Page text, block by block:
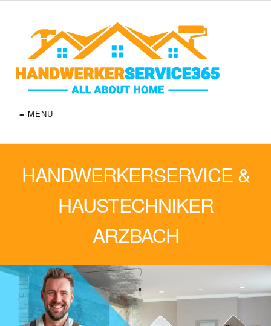
≡ MENU
HANDWERKERSERVICE &
HAUSTECHNIKER
ARZBACH